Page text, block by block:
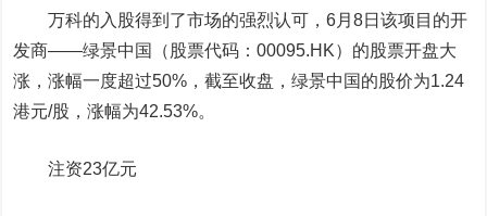
万科的入股得到了市场的强烈认可，6月8日该项目的开
发商——绿景中国（股票代码：00095.HK）的股票开盘大
涨，涨幅一度超过50%，截至收盘，绿景中国的股价为1.24
港元/股，涨幅为42.53%。
注资23亿元